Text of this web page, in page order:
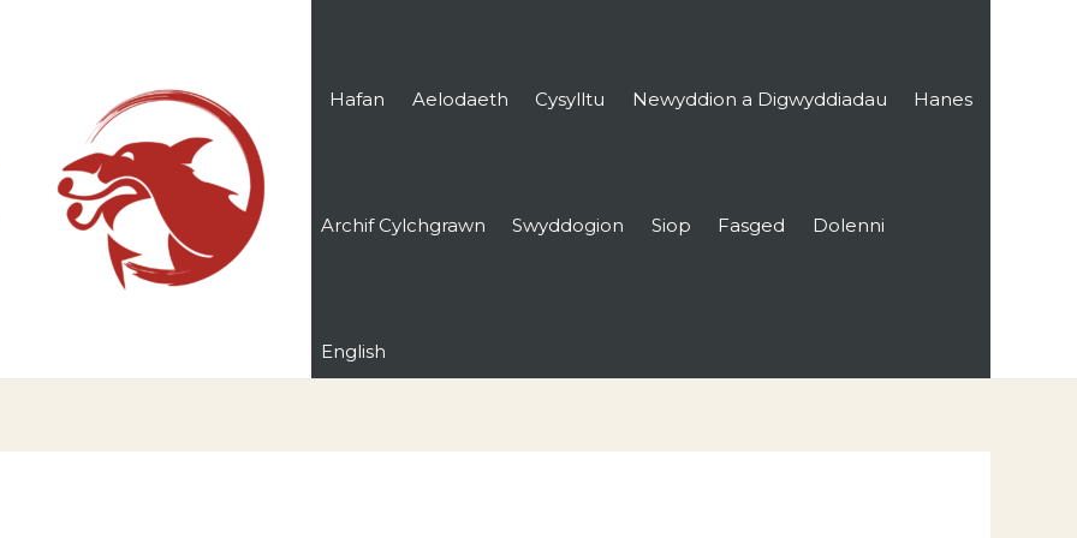
Hafan
Aelodaeth Cysylltu Newyddion a Digwyddiadau Hanes
Archif Cylchgrawn Swyddogion Siop Fasged Dolenni
English